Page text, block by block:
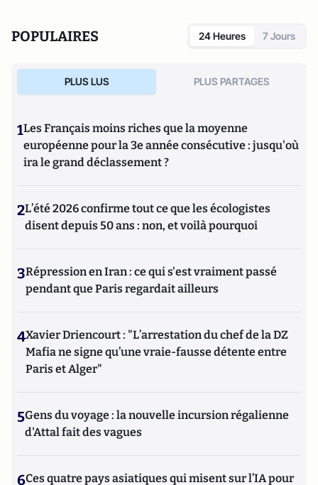
POPULAIRES 24 Heures 7 Jours
PLUS LUS PLUS PARTAGES
1Les Français moins riches que la moyenne
européenne pour la 3e année consécutive : jusqu'où
ira le grand déclassement ?
2L’été 2026 confirme tout ce que les écologistes
disent depuis 50 ans : non, et voilà pourquoi
3Répression en Iran : ce qui s'est vraiment passé
pendant que Paris regardait ailleurs
4Xavier Driencourt : "L’arrestation du chef de la DZ
Mafia ne signe qu’une vraie-fausse détente entre
Paris et Alger"
5Gens du voyage : la nouvelle incursion régalienne
d'Attal fait des vagues
6Ces quatre pays asiatiques qui misent sur l’IA pour